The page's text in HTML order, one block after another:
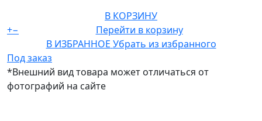
В КОРЗИНУ
+−
Перейти в корзину
В ИЗБРАННОЕ Убрать из избранного
Под заказ
*Внешний вид товара может отличаться от
фотографий на сайте